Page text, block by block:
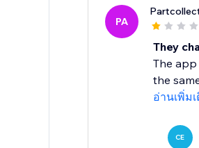
PA
They
The app
the
อ่านเพิ่ม
CE